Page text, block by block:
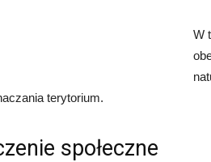
W
terytorium.
społeczne